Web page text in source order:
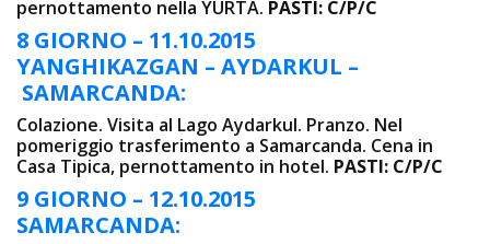
pernottamento nella YURTA. PASTI: C/P/C
8 GIORNO – 11.10.2015
YANGHIKAZGAN – AYDARKUL –
SAMARCANDA:
Colazione. Visita al Lago Aydarkul. Pranzo. Nel
pomeriggio trasferimento a Samarcanda. Cena in
Casa Tipica, pernottamento in hotel. PASTI: C/P/C
9 GIORNO – 12.10.2015
SAMARCANDA: